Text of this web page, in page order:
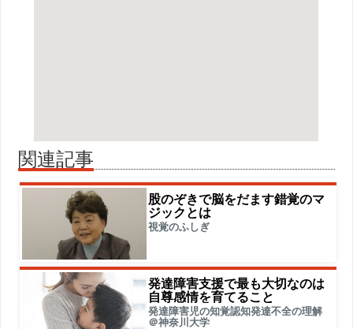
関連記事
股のぞきで脳をだます錯覚のマ
ジックとは
視覚のふしぎ
発達障害支援で最も大切なのは
自尊感情を育てること
発達障害児の知覚認知発達不全の理解
＠神奈川大学